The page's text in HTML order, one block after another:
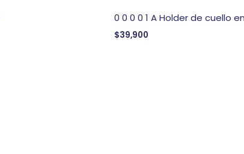
0 0 0 0 1 A Holder de cuello
$39,900